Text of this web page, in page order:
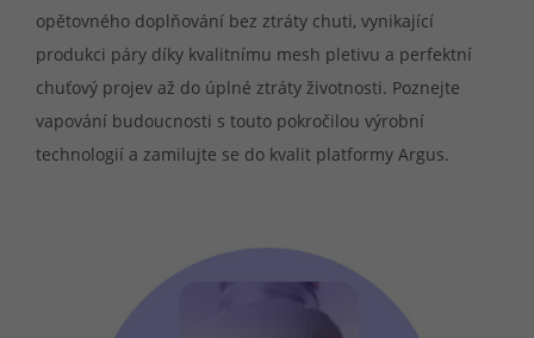
opětovného doplňování bez ztráty chuti, vynikající
produkci páry díky kvalitnímu mesh pletivu a perfektní
chuťový projev až do úplné ztráty životnosti. Poznejte
vapování budoucnosti s touto pokročilou výrobní
technologií a zamilujte se do kvalit platformy Argus.